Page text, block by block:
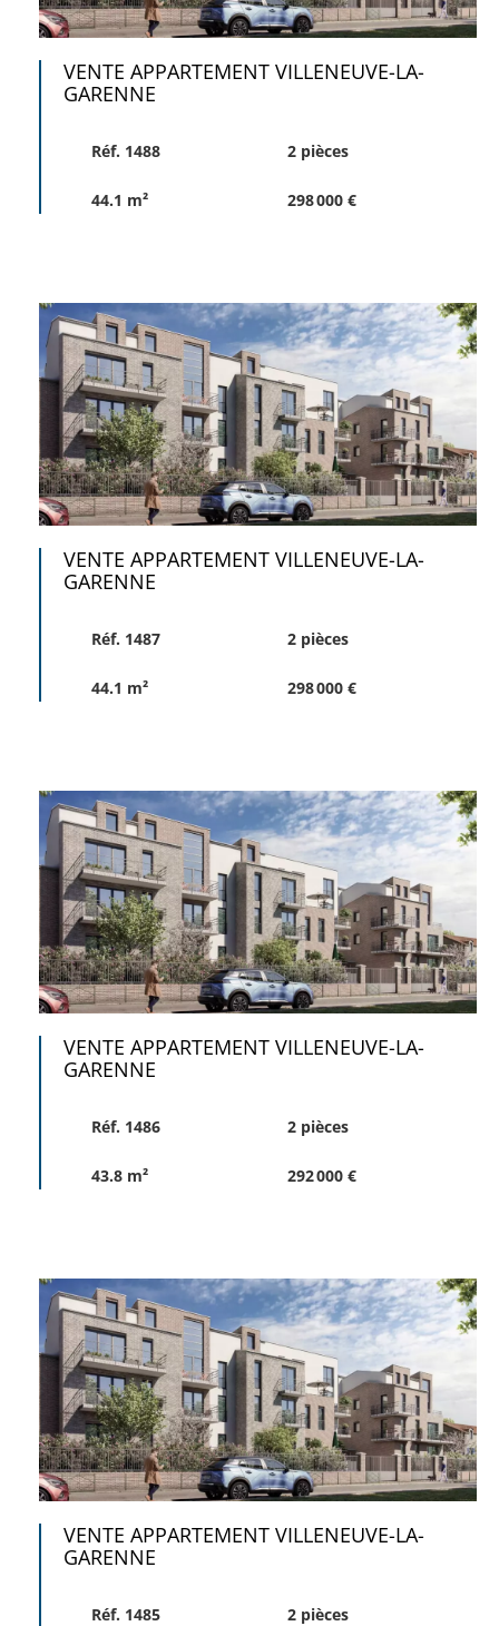
VENTE APPARTEMENT VILLENEUVE-LA-
GARENNE
Réf. 1488 2 pièces
44.1 m² 298 000 €
VENTE APPARTEMENT VILLENEUVE-LA-
GARENNE
Réf. 1487 2 pièces
44.1 m² 298 000 €
VENTE APPARTEMENT VILLENEUVE-LA-
GARENNE
Réf. 1486 2 pièces
43.8 m² 292 000 €
VENTE APPARTEMENT VILLENEUVE-LA-
GARENNE
Réf. 1485 2 pièces